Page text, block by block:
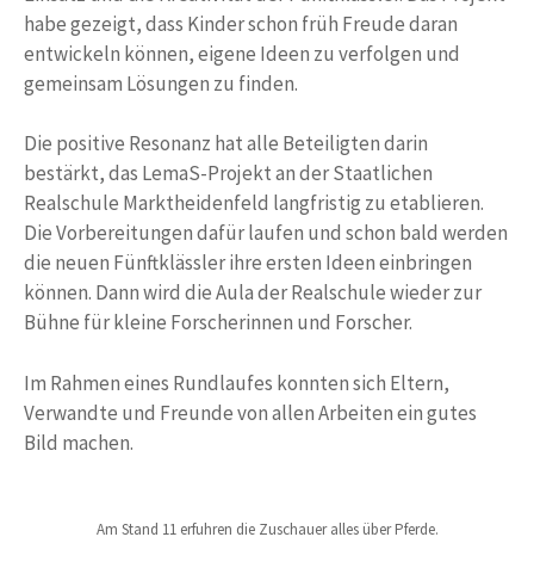
habe gezeigt, dass Kinder schon früh Freude daran
entwickeln können, eigene Ideen zu verfolgen und
gemeinsam Lösungen zu finden.
Die positive Resonanz hat alle Beteiligten darin
bestärkt, das LemaS-Projekt an der Staatlichen
Realschule Marktheidenfeld langfristig zu etablieren.
Die Vorbereitungen dafür laufen und schon bald werden
die neuen Fünftklässler ihre ersten Ideen einbringen
können. Dann wird die Aula der Realschule wieder zur
Bühne für kleine Forscherinnen und Forscher.
Im Rahmen eines Rundlaufes konnten sich Eltern,
Verwandte und Freunde von allen Arbeiten ein gutes
Bild machen.
Am Stand 11 erfuhren die Zuschauer alles über Pferde.